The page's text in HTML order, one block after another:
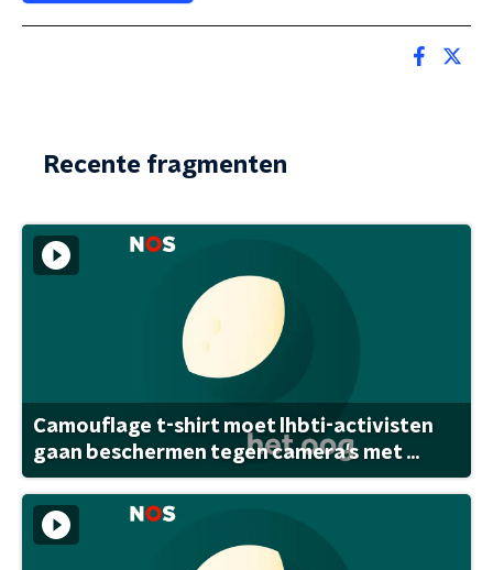
Recente fragmenten
Camouflage t-shirt moet lhbti-activisten
gaan beschermen tegen camera's met ...